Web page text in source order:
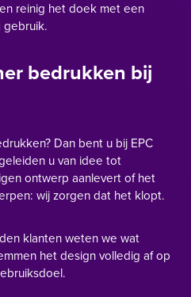
reinig het doek met een
gebruik.
bedrukken bij
Dan bent u bij EPC
u van idee tot
ontwerp aanlevert of het
wij zorgen dat het klopt.
klanten weten we wat
het design volledig af op